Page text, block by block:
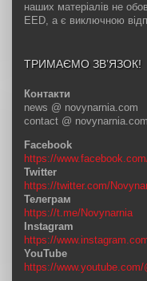
наших матеріалів не
EED, а є виключною
ТРИМАЄМО ЗВ’ЯЗОК!
Контакти
news @ novynarnia.com
contact @ novynarnia.com
Facebook
https://
Twitter
https://twitter.com/
Телеграм
https://t.me/Novynarnia
Instagram
https://
YouTube
https://www.youtube.com/